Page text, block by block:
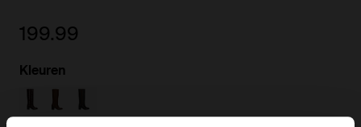
199.99
Kleuren